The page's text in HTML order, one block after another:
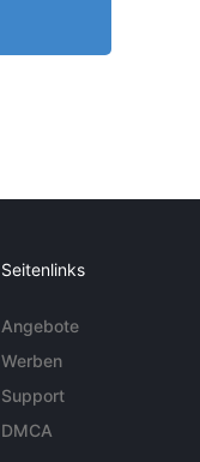
Seitenlinks
Angebote
Werben
Support
DMCA